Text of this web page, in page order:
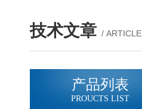
技术文章 / ARTICLE
产品列表
PROUCTS LIST